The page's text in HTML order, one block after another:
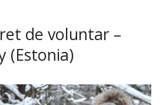
de voluntar –
(Estonia)